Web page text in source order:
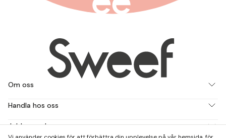
Om oss
Handla hos oss
Jobba med oss